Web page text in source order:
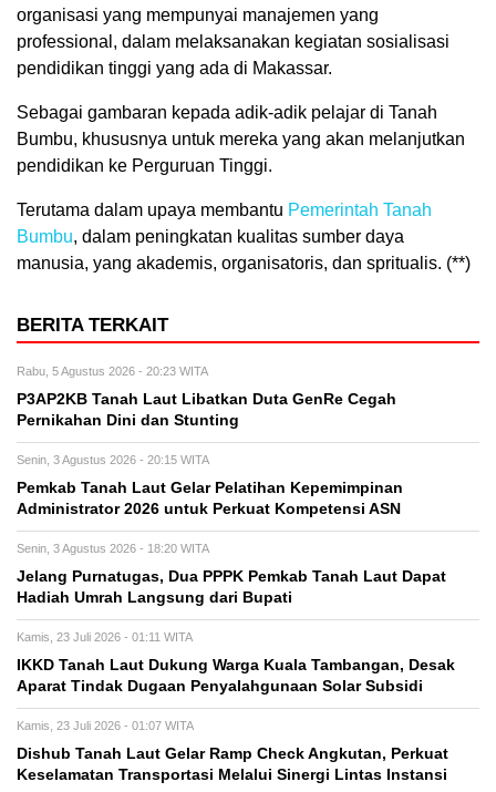
organisasi yang mempunyai manajemen yang
professional, dalam melaksanakan kegiatan sosialisasi
pendidikan tinggi yang ada di Makassar.
Sebagai gambaran kepada adik-adik pelajar di Tanah
Bumbu, khususnya untuk mereka yang akan melanjutkan
pendidikan ke Perguruan Tinggi.
Terutama dalam upaya membantu Pemerintah Tanah
Bumbu, dalam peningkatan kualitas sumber daya
manusia, yang akademis, organisatoris, dan spritualis. (**)
BERITA TERKAIT
Rabu, 5 Agustus 2026 - 20:23 WITA
P3AP2KB Tanah Laut Libatkan Duta GenRe Cegah
Pernikahan Dini dan Stunting
Senin, 3 Agustus 2026 - 20:15 WITA
Pemkab Tanah Laut Gelar Pelatihan Kepemimpinan
Administrator 2026 untuk Perkuat Kompetensi ASN
Senin, 3 Agustus 2026 - 18:20 WITA
Jelang Purnatugas, Dua PPPK Pemkab Tanah Laut Dapat
Hadiah Umrah Langsung dari Bupati
Kamis, 23 Juli 2026 - 01:11 WITA
IKKD Tanah Laut Dukung Warga Kuala Tambangan, Desak
Aparat Tindak Dugaan Penyalahgunaan Solar Subsidi
Kamis, 23 Juli 2026 - 01:07 WITA
Dishub Tanah Laut Gelar Ramp Check Angkutan, Perkuat
Keselamatan Transportasi Melalui Sinergi Lintas Instansi